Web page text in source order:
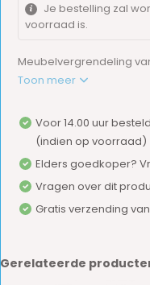
Je bestelling zal
voorraad is.
Meubelvergrendeling
Toon meer
Voor 14.00 uur
(indien op voorraad)
Elders goedkoper?
Vragen over dit
Gratis verzending
Gerelateerde